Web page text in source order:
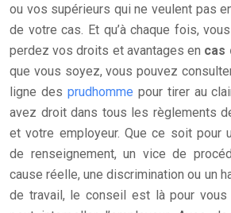
ou vos supérieurs qui ne veulent pas
de votre cas. Et qu’à chaque fois,
perdez vos droits et avantages en cas
que vous soyez, vous pouvez
ligne des prudhomme pour tirer au
avez droit dans tous les règlements
et votre employeur. Que ce soit pour
de renseignement, un vice de
cause réelle, une discrimination ou un
de travail, le conseil est là pour